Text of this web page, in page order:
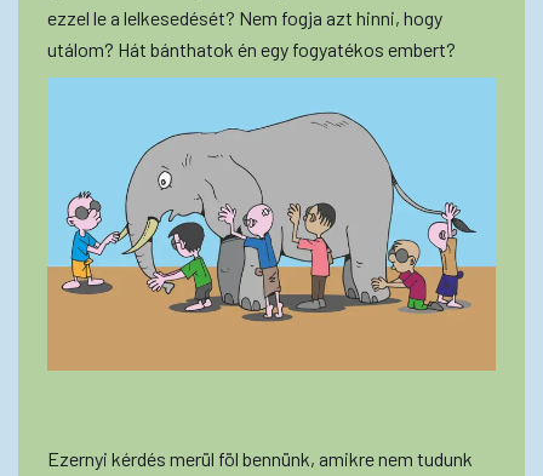
ezzel le a lelkesedését? Nem fogja azt hinni, hogy
utálom? Hát bánthatok én egy fogyatékos embert?
Ezernyi kérdés merül föl bennünk, amikre nem tudunk